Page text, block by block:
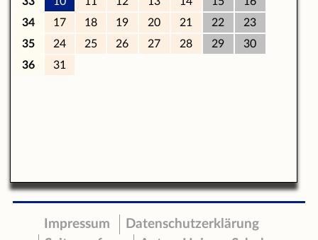
Impressum
Datenschutzerklärung